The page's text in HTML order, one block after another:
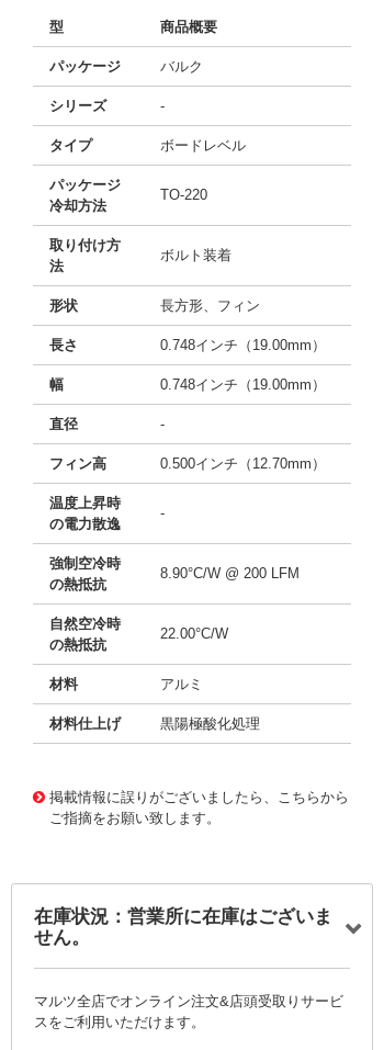
型 商品概要
パッケージ バルク
シリーズ -
タイプ ボードレベル
パッケージ
冷却方法
TO-220
取り付け方
法
ボルト装着
形状 長方形、フィン
長さ 0.748インチ（19.00mm）
幅 0.748インチ（19.00mm）
直径 -
フィン高 0.500インチ（12.70mm）
温度上昇時
の電力散逸
-
強制空冷時
の熱抵抗
8.90°C/W @ 200 LFM
自然空冷時
の熱抵抗
22.00°C/W
材料 アルミ
材料仕上げ 黒陽極酸化処理
掲載情報に誤りがございましたら、こちらから
ご指摘をお願い致します。
在庫状況：営業所に在庫はございま
せん。
マルツ全店でオンライン注文&店頭受取りサービ
スをご利用いただけます。